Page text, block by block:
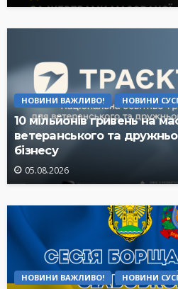
НОВИНИ ВАЖЛИВО! НОВИНИ
10 мільйонів гривень на
ветеранського та
бізнесу
05.08.2026
НОВИНИ ВАЖЛИВО! НОВИНИ